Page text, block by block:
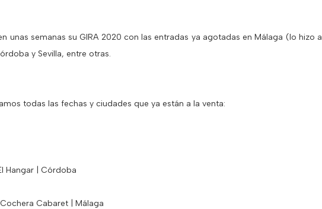
unas semanas su GIRA 2020 con las entradas ya agotadas en Málaga (lo
y Sevilla, entre otras.
todas las fechas y ciudades que ya están a la venta:
Hangar | Córdoba
Cabaret | Málaga